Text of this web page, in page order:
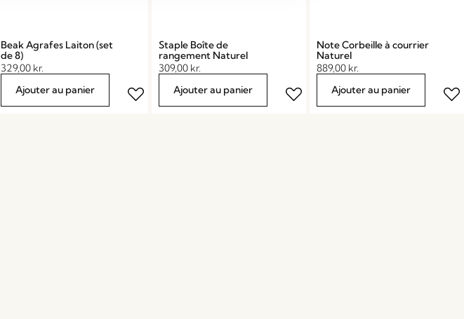
Beak Agrafes Laiton (set
de 8)
329,00 kr.
Ajouter au panier
Staple Boîte de
rangement Naturel
309,00 kr.
Ajouter au panier
Note Corbeille à courrier
Naturel
889,00 kr.
Ajouter au panier